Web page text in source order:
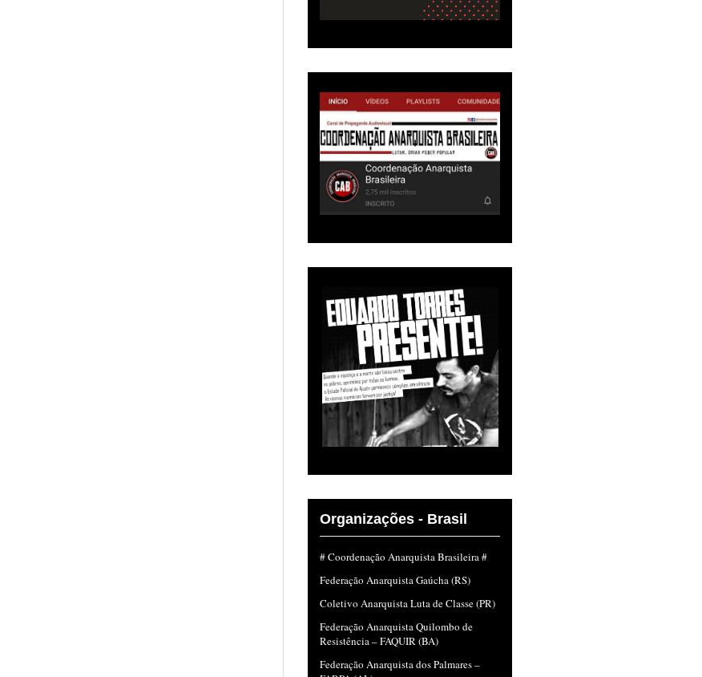
Organizações - Brasil
# Coordenação Anarquista Brasileira #
Federação Anarquista Gaúcha (RS)
Coletivo Anarquista Luta de Classe (PR)
Federação Anarquista Quilombo de
Resistência – FAQUIR (BA)
Federação Anarquista dos Palmares –